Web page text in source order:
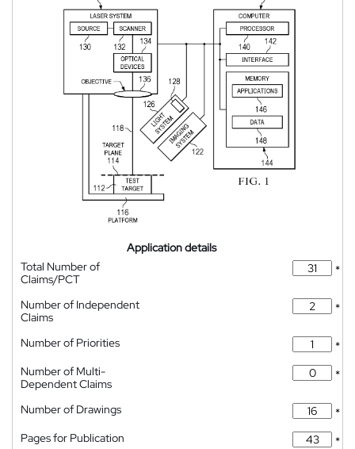
Application details
Total Number of
Claims/PCT
*
Number of Independent
Claims
*
Number of Priorities
*
Number of Multi-
Dependent Claims
*
Number of Drawings
*
Pages for Publication
*